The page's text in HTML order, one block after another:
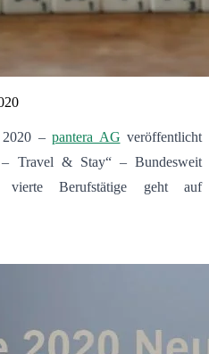
2020 – pantera AG veröffentlicht
– Travel & Stay“ – Bundesweit
vierte Berufstätige geht auf